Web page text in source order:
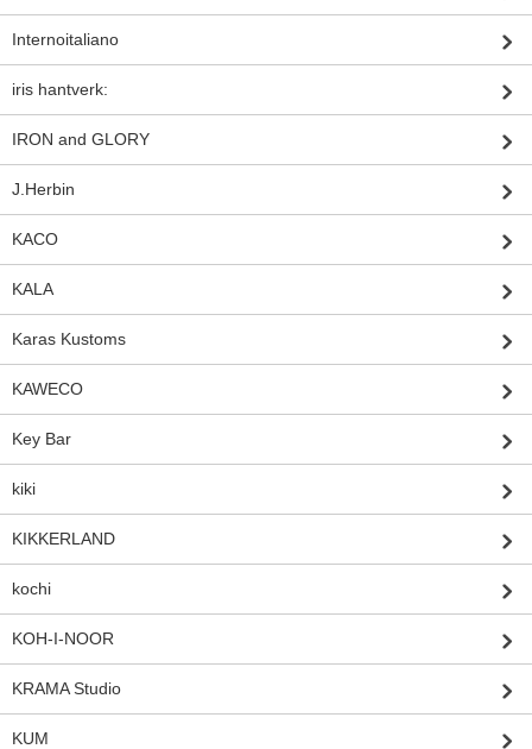
Internoitaliano
iris hantverk:
IRON and GLORY
J.Herbin
KACO
KALA
Karas Kustoms
KAWECO
Key Bar
kiki
KIKKERLAND
kochi
KOH-I-NOOR
KRAMA Studio
KUM